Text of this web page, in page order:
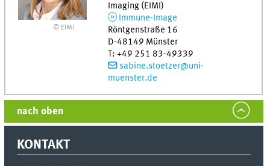
© EIMI
Imaging (EIMI)
Immune-Image
Röntgenstraße 16
D-48149 Münster
T: +49 251 83-49339
sabine.stoetzer@uni-
muenster.de
nach oben
KONTAKT